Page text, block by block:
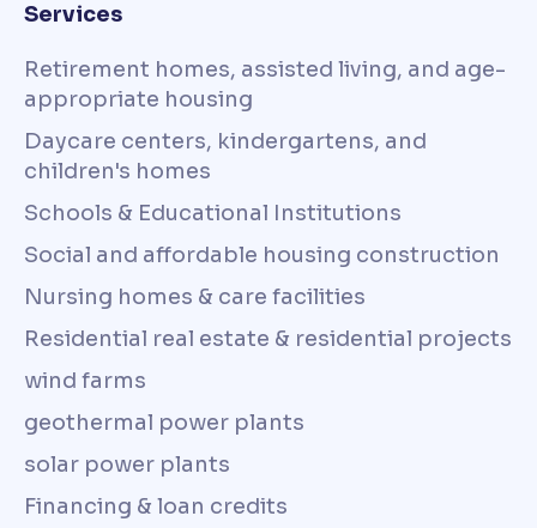
Services
Retirement homes, assisted living, and age-
appropriate housing
Daycare centers, kindergartens, and
children's homes
Schools & Educational Institutions
Social and affordable housing construction
Nursing homes & care facilities
Residential real estate & residential projects
wind farms
geothermal power plants
solar power plants
Financing & loan credits